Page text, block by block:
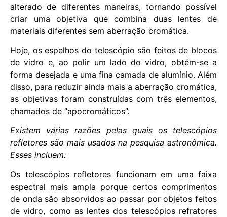
alterado de diferentes maneiras, tornando possível
criar uma objetiva que combina duas lentes de
materiais diferentes sem aberração cromática.
Hoje, os espelhos do telescópio são feitos de blocos
de vidro e, ao polir um lado do vidro, obtém-se a
forma desejada e uma fina camada de alumínio. Além
disso, para reduzir ainda mais a aberração cromática,
as objetivas foram construídas com três elementos,
chamados de “apocromáticos”.
Existem várias razões pelas quais os telescópios
refletores são mais usados ​​na pesquisa astronômica.
Esses incluem:
Os telescópios refletores funcionam em uma faixa
espectral mais ampla porque certos comprimentos
de onda são absorvidos ao passar por objetos feitos
de vidro, como as lentes dos telescópios refratores